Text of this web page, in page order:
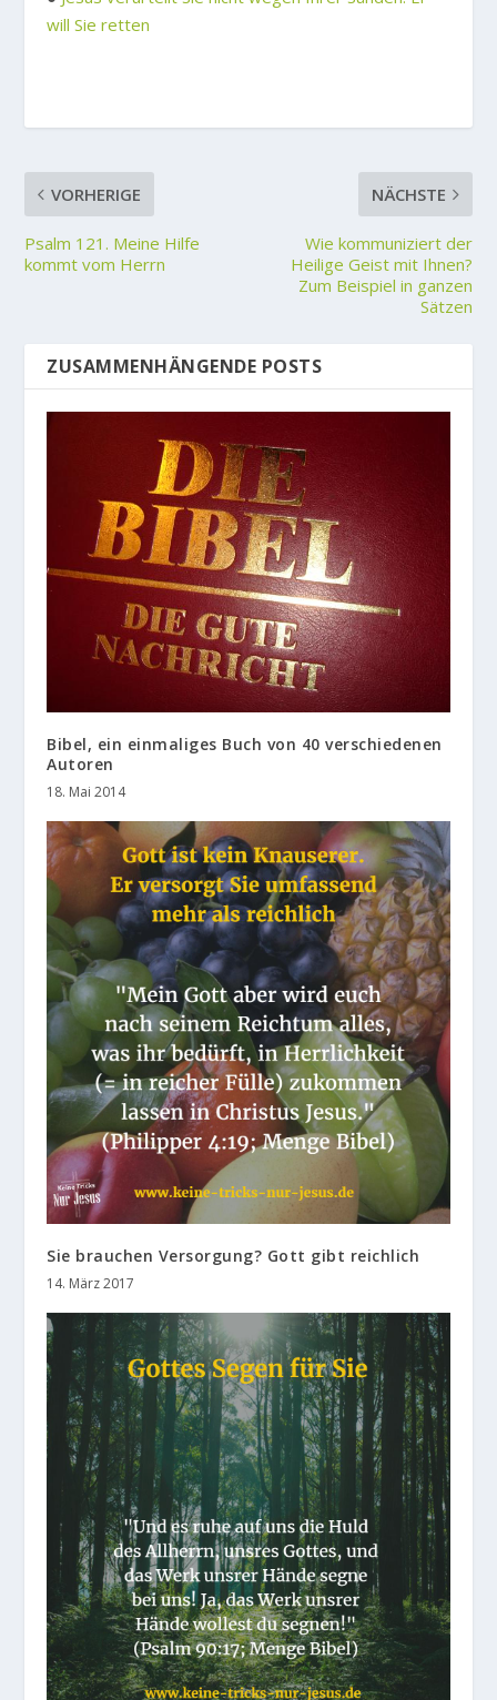
will Sie retten
VORHERIGE
Psalm 121. Meine Hilfe
kommt vom Herrn
NÄCHSTE
Wie kommuniziert der
Heilige Geist mit Ihnen?
Zum Beispiel in ganzen
Sätzen
ZUSAMMENHÄNGENDE POSTS
Bibel, ein einmaliges Buch von 40 verschiedenen
Autoren
18. Mai 2014
Sie brauchen Versorgung? Gott gibt reichlich
14. März 2017